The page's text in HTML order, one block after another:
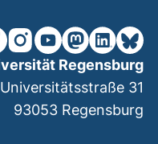
Facebook-Seite
unsere Instagram-
unsere YouTube-
unsereunsere
Regensburg
Universitätsstraße 31
93053 Regensburg